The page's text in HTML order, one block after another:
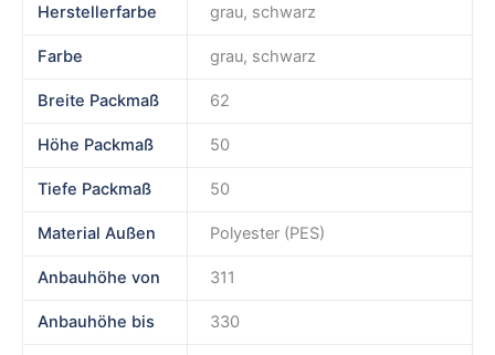
Herstellerfarbe grau, schwarz
Farbe grau, schwarz
Breite Packmaß 62
Höhe Packmaß 50
Tiefe Packmaß 50
Material Außen Polyester (PES)
Anbauhöhe von 311
Anbauhöhe bis 330